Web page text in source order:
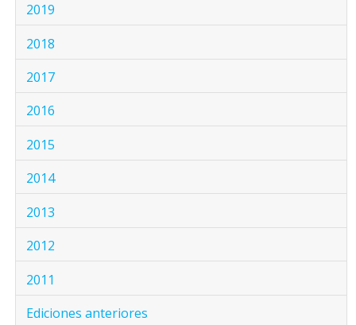
2019
2018
2017
2016
2015
2014
2013
2012
2011
Ediciones anteriores